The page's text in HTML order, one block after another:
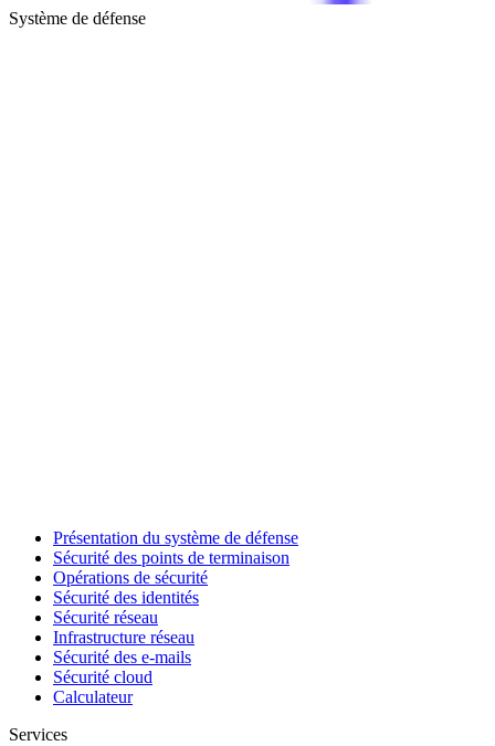
Système de défense
Présentation du système de défense
Sécurité des points de terminaison
Opérations de sécurité
Sécurité des identités
Sécurité réseau
Infrastructure réseau
Sécurité des e-mails
Sécurité cloud
Calculateur
Services